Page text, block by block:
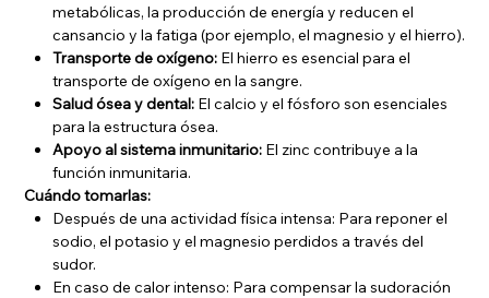
metabólicas, la producción de energía y reducen el
cansancio y la fatiga (por ejemplo, el magnesio y el hierro).
Transporte de oxígeno:El hierro es esencial para el
transporte de oxígeno en la sangre.
Salud ósea y dental:El calcio y el fósforo son esenciales
para la estructura ósea.
Apoyo al sistema inmunitario:El zinc contribuye a la
función inmunitaria.
Cuándo tomarlas:
Después de una actividad física intensa: Para reponer el
sodio, el potasio y el magnesio perdidos a través del
sudor.
En caso de calor intenso: Para compensar la sudoración